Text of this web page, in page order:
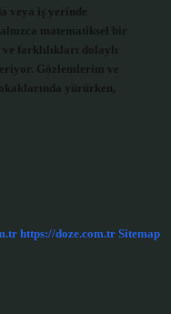
veya iş yerinde
matematiksel bir
farklılıkları dolaylı
Gözlemlerim ve
yürürken,
https://doze.com.tr Sitemap